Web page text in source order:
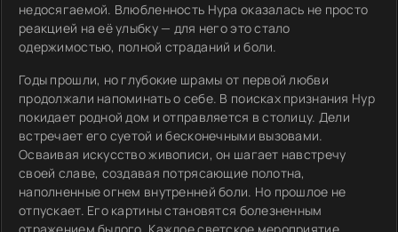
недосягаемой. Влюбленность Нура оказалась не просто
реакцией на её улыбку — для него это стало
одержимостью, полной страданий и боли.
Годы прошли, но глубокие шрамы от первой любви
продолжали напоминать о себе. В поисках признания Нур
покидает родной дом и отправляется в столицу. Дели
встречает его суетой и бесконечными вызовами.
Осваивая искусство живописи, он шагает навстречу
своей славе, создавая потрясающие полотна,
наполненные огнем внутренней боли. Но прошлое не
отпускает. Его картины становятся болезненным